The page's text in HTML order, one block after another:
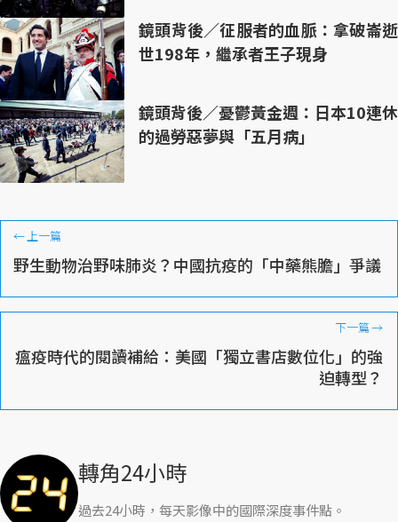
鏡頭背後／征服者的血脈：拿破崙逝
世198年，繼承者王子現身
鏡頭背後／憂鬱黃金週：日本10連休
的過勞惡夢與「五月病」
←上一篇
野生動物治野味肺炎？中國抗疫的「中藥熊膽」爭議
下一篇→
瘟疫時代的閱讀補給：美國「獨立書店數位化」的強
迫轉型？
轉角24小時
過去24小時，每天影像中的國際深度事件點。